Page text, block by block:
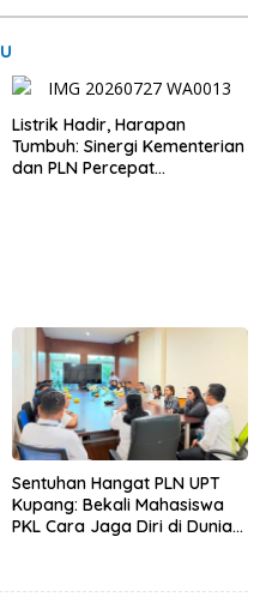
Listrik Hadir, Harapan
Tumbuh: Sinergi Kementerian
dan PLN Percepat
Sentuhan Hangat PLN UPT
Kupang: Bekali Mahasiswa
PKL Cara Jaga Diri di Dunia